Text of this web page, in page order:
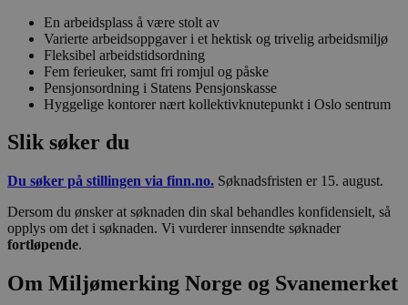
En arbeidsplass å være stolt av
Varierte arbeidsoppgaver i et hektisk og trivelig arbeidsmiljø
Fleksibel arbeidstidsordning
Fem ferieuker, samt fri romjul og påske
Pensjonsordning i Statens Pensjonskasse
Hyggelige kontorer nært kollektivknutepunkt i Oslo sentrum
Slik søker du
Du søker på stillingen via finn.no. Søknadsfristen er 15. august.
Dersom du ønsker at søknaden din skal behandles konfidensielt, så
opplys om det i søknaden. Vi vurderer innsendte søknader
fortløpende.
Om Miljømerking Norge og Svanemerket